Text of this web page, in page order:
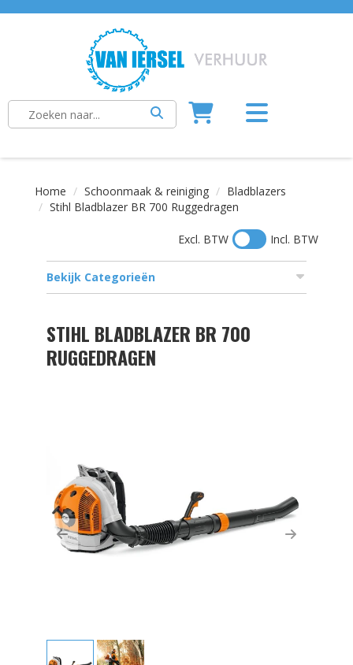
Home Schoonmaak & reiniging
Bladblazers
Stihl Bladblazer BR 700 Ruggedragen
Excl. BTW Incl. BTW
Bekijk Categorieën
STIHL BLADBLAZER BR 700
RUGGEDRAGEN
Previous Next